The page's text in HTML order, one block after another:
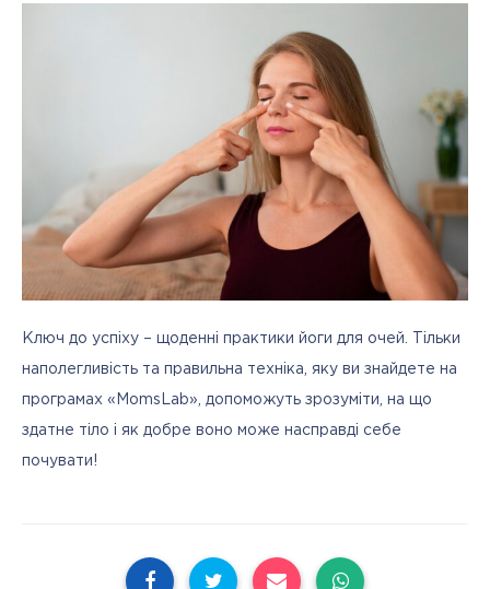
Ключ до успіху – щоденні практики йоги для очей. Тільки
наполегливість та правильна техніка, яку ви знайдете на
програмах «MomsLab», допоможуть зрозуміти, на що
здатне тіло і як добре воно може насправді себе
почувати!